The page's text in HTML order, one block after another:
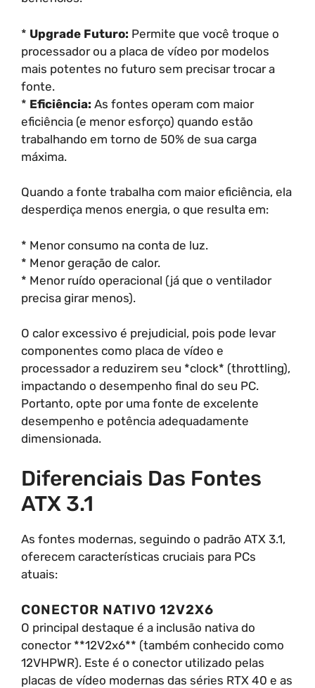
* Upgrade Futuro: Permite que você troque o
processador ou a placa de vídeo por modelos
mais potentes no futuro sem precisar trocar a
fonte.
* Eficiência: As fontes operam com maior
eficiência (e menor esforço) quando estão
trabalhando em torno de 50% de sua carga
máxima.
Quando a fonte trabalha com maior eficiência, ela
desperdiça menos energia, o que resulta em:
* Menor consumo na conta de luz.
* Menor geração de calor.
* Menor ruído operacional (já que o ventilador
precisa girar menos).
O calor excessivo é prejudicial, pois pode levar
componentes como placa de vídeo e
processador a reduzirem seu *clock* (throttling),
impactando o desempenho final do seu PC.
Portanto, opte por uma fonte de excelente
desempenho e potência adequadamente
dimensionada.
Diferenciais Das Fontes
ATX 3.1
As fontes modernas, seguindo o padrão ATX 3.1,
oferecem características cruciais para PCs
atuais:
CONECTOR NATIVO 12V2X6
O principal destaque é a inclusão nativa do
conector **12V2x6** (também conhecido como
12VHPWR). Este é o conector utilizado pelas
placas de vídeo modernas das séries RTX 40 e as